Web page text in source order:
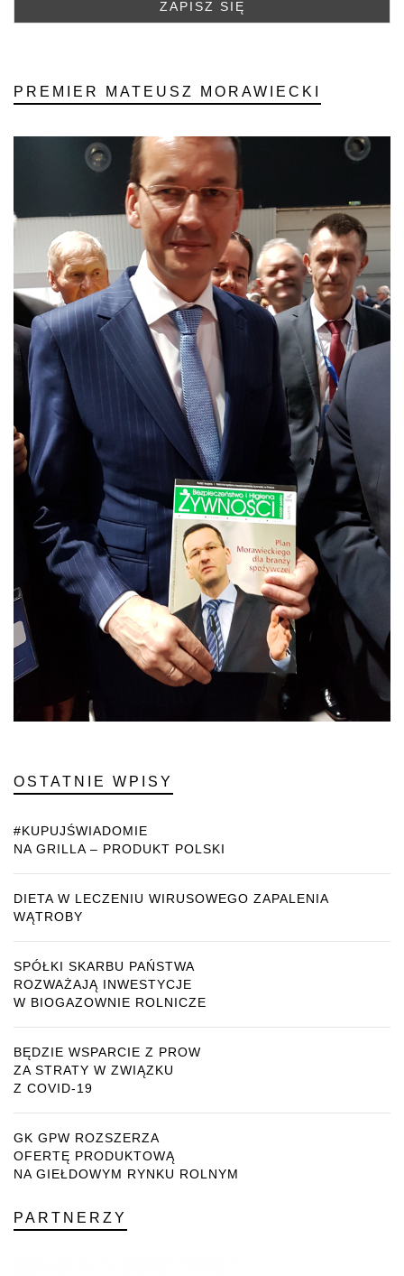
PREMIER MATEUSZ MORAWIECKI
OSTATNIE WPISY
#KUPUJŚWIADOMIE
NA GRILLA – PRODUKT POLSKI
DIETA W LECZENIU WIRUSOWEGO ZAPALENIA
WĄTROBY
SPÓŁKI SKARBU PAŃSTWA
ROZWAŻAJĄ INWESTYCJE
W BIOGAZOWNIE ROLNICZE
BĘDZIE WSPARCIE Z PROW
ZA STRATY W ZWIĄZKU
Z COVID-19
GK GPW ROZSZERZA
OFERTĘ PRODUKTOWĄ
NA GIEŁDOWYM RYNKU ROLNYM
PARTNERZY